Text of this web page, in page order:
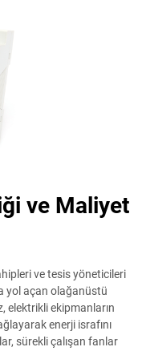
ve Maliyet
ve tesis yöneticileri
yol açan olağanüstü
elektrikli ekipmanların
enerji israfını
sürekli çalışan fanlar